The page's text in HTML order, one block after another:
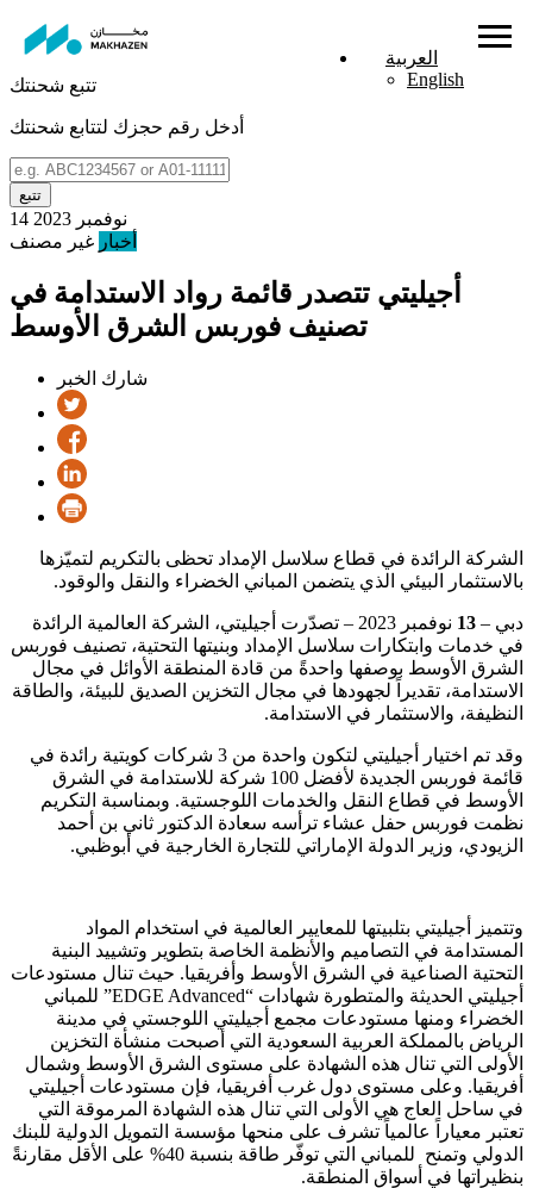
العربية
English
تتبع شحنتك
أدخل رقم حجزك لتتابع شحنتك
تتبع
14 نوفمبر 2023
أخبار غير مصنف
أجيليتي تتصدر قائمة رواد الاستدامة في
تصنيف فوربس الشرق الأوسط
شارك الخبر
الشركة الرائدة في قطاع سلاسل الإمداد تحظى بالتكريم لتميّزها
بالاستثمار البيئي الذي يتضمن المباني الخضراء والنقل والوقود.
دبي – 13
نوفمبر 2023 – تصدّرت أجيليتي، الشركة العالمية الرائدة
في خدمات وابتكارات سلاسل الإمداد وبنيتها التحتية، تصنيف فوربس
الشرق الأوسط بوصفها واحدةً من قادة المنطقة الأوائل في مجال
الاستدامة، تقديراً لجهودها في مجال التخزين الصديق للبيئة، والطاقة
النظيفة، والاستثمار في الاستدامة.
وقد تم اختيار أجيليتي لتكون واحدة من 3 شركات كويتية رائدة في
قائمة فوربس الجديدة لأفضل 100 شركة للاستدامة في الشرق
الأوسط في قطاع النقل والخدمات اللوجستية. وبمناسبة التكريم
نظمت فوربس حفل عشاء ترأسه سعادة الدكتور ثاني بن أحمد
الزيودي، وزير الدولة الإماراتي للتجارة الخارجية في أبوظبي.
وتتميز أجيليتي بتلبيتها للمعايير العالمية في استخدام المواد
المستدامة في التصاميم والأنظمة الخاصة بتطوير وتشييد البنية
التحتية الصناعية في الشرق الأوسط وأفريقيا. حيث تنال مستودعات
أجيليتي الحديثة والمتطورة شهادات “EDGE Advanced” للمباني
الخضراء ومنها مستودعات مجمع أجيليتي اللوجستي في مدينة
الرياض بالمملكة العربية السعودية التي أصبحت منشأة التخزين
الأولى التي تنال هذه الشهادة على مستوى الشرق الأوسط وشمال
أفريقيا. وعلى مستوى دول غرب أفريقيا، فإن مستودعات أجيليتي
في ساحل العاج هي الأولى التي تنال هذه الشهادة المرموقة التي
تعتبر معياراً عالمياً تشرف على منحها مؤسسة التمويل الدولية للبنك
الدولي وتمنح للمباني التي توفّر طاقة بنسبة 40% على الأقل مقارنةً
بنظيراتها في أسواق المنطقة.